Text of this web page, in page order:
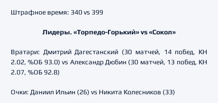
Штрафное время: 340 vs 399
Лидеры. «Торпедо-Горький» vs «Сокол»
Вратари: Дмитрий Дагестанский (30 матчей, 14 побед, КН
2.02, %ОБ 93.0) vs Александр Дюбин (30 матчей, 13 побед, КН
2.07, %ОБ 92.8)
Очки: Даниил Ильин (26) vs Никита Колесников (33)